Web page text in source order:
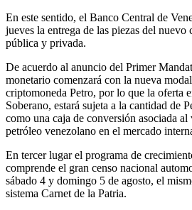
En este sentido, el Banco Central de
jueves la entrega de las piezas del nuevo
pública y privada.
De acuerdo al anuncio del Primer
monetario comenzará con la nueva
criptomoneda Petro, por lo que la oferta
Soberano, estará sujeta a la cantidad de
como una caja de conversión asociada
petróleo venezolano en el mercado
En tercer lugar el programa de
comprende el gran censo nacional
sábado 4 y domingo 5 de agosto, el
sistema Carnet de la Patria.